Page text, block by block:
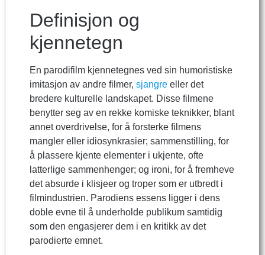
Definisjon og
kjennetegn
En parodifilm kjennetegnes ved sin humoristiske
imitasjon av andre filmer, sjangre eller det
bredere kulturelle landskapet. Disse filmene
benytter seg av en rekke komiske teknikker, blant
annet overdrivelse, for å forsterke filmens
mangler eller idiosynkrasier; sammenstilling, for
å plassere kjente elementer i ukjente, ofte
latterlige sammenhenger; og ironi, for å fremheve
det absurde i klisjeer og troper som er utbredt i
filmindustrien. Parodiens essens ligger i dens
doble evne til å underholde publikum samtidig
som den engasjerer dem i en kritikk av det
parodierte emnet.